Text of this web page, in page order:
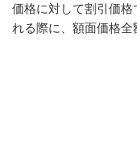
価格に対して割引価
れる際に、額面価格全